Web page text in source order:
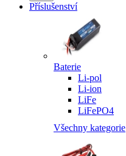
Příslušenství
Baterie
Li-pol
Li-ion
LiFe
LiFePO4
Všechny kategorie